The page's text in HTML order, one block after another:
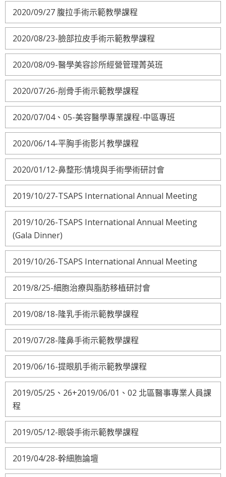
2020/09/27 腹拉手術示範教學課程
2020/08/23-臉部拉皮手術示範教學課程
2020/08/09-醫學美容診所經營管理菁英班
2020/07/26-削骨手術示範教學課程
2020/07/04、05-美容醫學專業課程-中區專班
2020/06/14-平胸手術影片教學課程
2020/01/12-鼻整形:情境與手術學術研討會
2019/10/27-TSAPS International Annual Meeting
2019/10/26-TSAPS International Annual Meeting
(Gala Dinner)
2019/10/26-TSAPS International Annual Meeting
2019/8/25-細胞治療與脂肪移植研討會
2019/08/18-隆乳手術示範教學課程
2019/07/28-隆鼻手術示範教學課程
2019/06/16-提眼肌手術示範教學課程
2019/05/25、26+2019/06/01、02 北區醫事專業人員課
程
2019/05/12-眼袋手術示範教學課程
2019/04/28-幹細胞論壇